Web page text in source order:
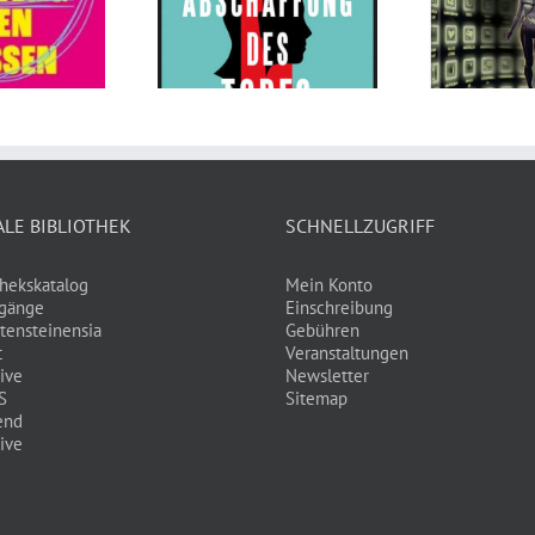
Abschaffung
Todes von
Eschbach
Poznanski,
Christopher
Tauber, Timo
Grubing
BIBLIOTHEK SCHNELLZUGRIFF
Mein Konto
Einschreibung
Gebühren
Veranstaltungen
Newsletter
Sitemap